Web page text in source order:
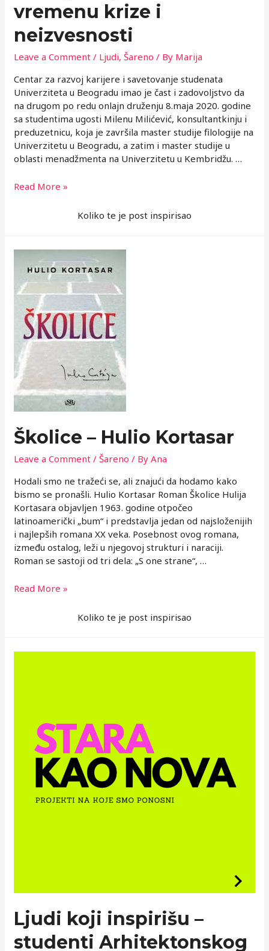
vremenu krize i
neizvesnosti
Leave a Comment / Ljudi,Šareno / By Marija
Centar za razvoj karijere i savetovanje studenata
Univerziteta u Beogradu imao je čast i zadovoljstvo da
na drugom po redu onlajn druženju 8.maja 2020. godine
sa studentima ugosti Milenu Milićević, konsultantkinju i
preduzetnicu, koja je završila master studije filologije na
Univerzitetu u Beogradu, a zatim i master studije u
oblasti menadžmenta na Univerzitetu u Kembridžu. …
Ljudi
u
vremenu
i
neizvesnosti
Read More »
Koliko te je post inspirisao
Školice – Hulio Kortasar
Leave a Comment /Šareno / ByAna
Hodali smo ne tražeći se, ali znajući da hodamo kako
bismo se pronašli. Hulio Kortasar Roman Školice Hulija
Kortasara objavljen 1963. godine otpočeo
latinoamerički „bum“ i predstavlja jedan od najsloženijih
i najlepših romana XX veka. Posebnost ovog romana,
između ostalog, leži u njegovoj strukturi i naraciji.
Roman se sastoji od tri dela: „S one strane“, …
Školice
Read More »
Koliko te je post inspirisao
Ljudi koji inspirišu –
studenti Arhitektonskog